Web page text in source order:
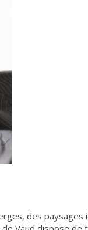
des paysages